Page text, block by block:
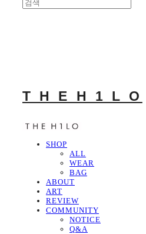
T H E H 1 L O
SHOP
ALL
WEAR
BAG
ABOUT
ART
REVIEW
COMMUNITY
NOTICE
Q&A